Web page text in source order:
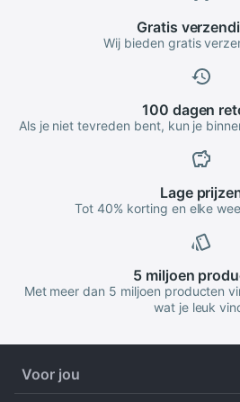
Gratis
Wij bieden gratis
100 dagen
Als je niet tevreden bent, kun je
Lage
Tot 40% korting en elke
5 miljoen
Met meer dan 5 miljoen producten
wat je leuk
Voor jou